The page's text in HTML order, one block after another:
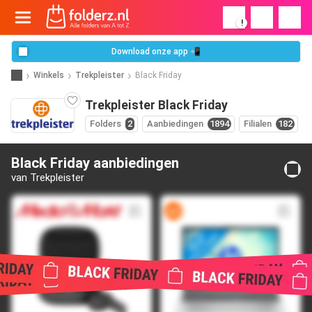
!
Download onze app 📲
Winkels Trekpleister Black Friday
Trekpleister Black Friday
Folders 2 Aanbiedingen 1894 Filialen 182
Black Friday aanbiedingen
van Trekpleister